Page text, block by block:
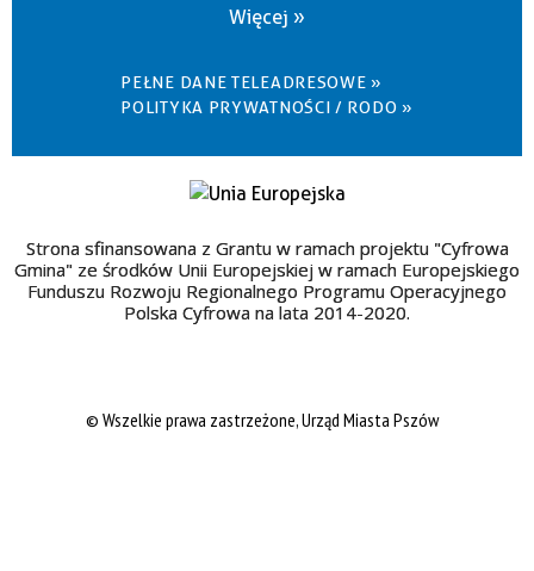
Więcej »
PEŁNE DANE TELEADRESOWE »
POLITYKA PRYWATNOŚCI / RODO »
Strona sfinansowana z Grantu w ramach projektu "Cyfrowa
Gmina" ze środków Unii Europejskiej w ramach Europejskiego
Funduszu Rozwoju Regionalnego Programu Operacyjnego
Polska Cyfrowa na lata 2014-2020.
© Wszelkie prawa zastrzeżone, Urząd Miasta Pszów